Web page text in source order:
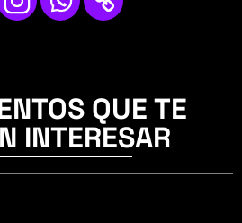
QUE TE
INTERESAR